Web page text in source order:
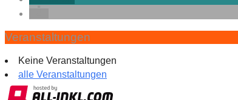
Veranstaltungen
Keine Veranstaltungen
alle Veranstaltungen